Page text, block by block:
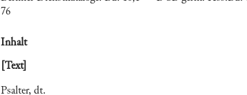
76
Inhalt
[Text]
Psalter, dt.